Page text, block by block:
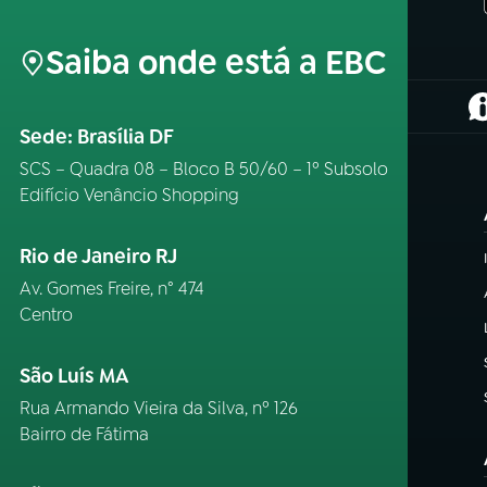
Saiba onde está a EBC
Sede: Brasília DF
SCS – Quadra 08 – Bloco B 50/60 – 1º Subsolo
Edifício Venâncio Shopping
Rio de Janeiro RJ
Av. Gomes Freire, n° 474
Centro
São Luís MA
Rua Armando Vieira da Silva, nº 126
Bairro de Fátima